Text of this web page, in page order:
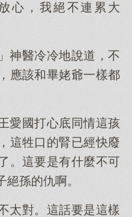
心，我絕不連累大
神醫冷冷地說道，不
應該和畢姥爺一樣都
愛國打心底同情這孩
這牲口的腎已經快廢
。這要是有什麼不可
孫的仇啊。
太對。這話要是這樣